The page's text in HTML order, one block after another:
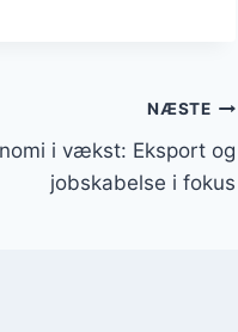
NÆSTE
i vækst: Eksport og
jobskabelse i fokus